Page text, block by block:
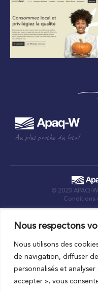
Nous respectons
Nous utilisons des
de navigation, diffuser
personnalisés et
accepter », vous
Au plus proche du local
© 2023 APAQ-W
Conditions